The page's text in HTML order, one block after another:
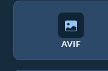
AVIF